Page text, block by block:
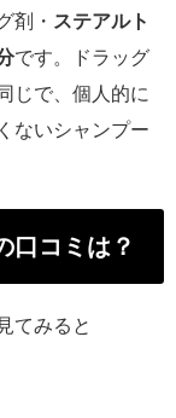
剤・ ステアルト
です。ドラッグ
じで、個人的に
ないシャンプー
口コミは？
てみると